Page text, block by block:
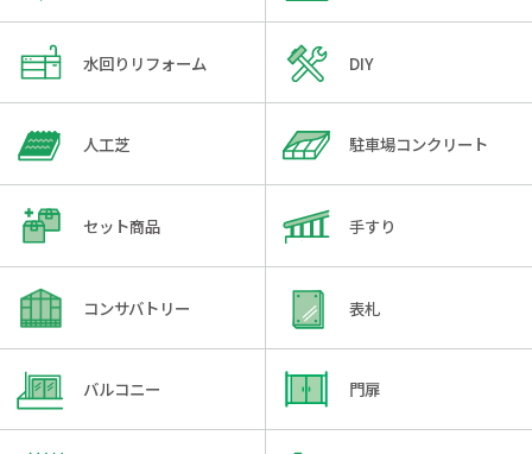
水回りリフォーム DIY
人工芝 駐車場コンクリート
セット商品 手すり
コンサバトリー 表札
バルコニー 門扉